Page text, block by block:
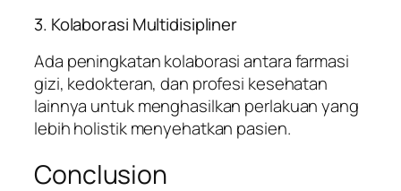
3. Kolaborasi Multidisipliner
Ada peningkatan kolaborasi antara farmasi
gizi, kedokteran, dan profesi kesehatan
lainnya untuk menghasilkan perlakuan yang
lebih holistik menyehatkan pasien.
Conclusion